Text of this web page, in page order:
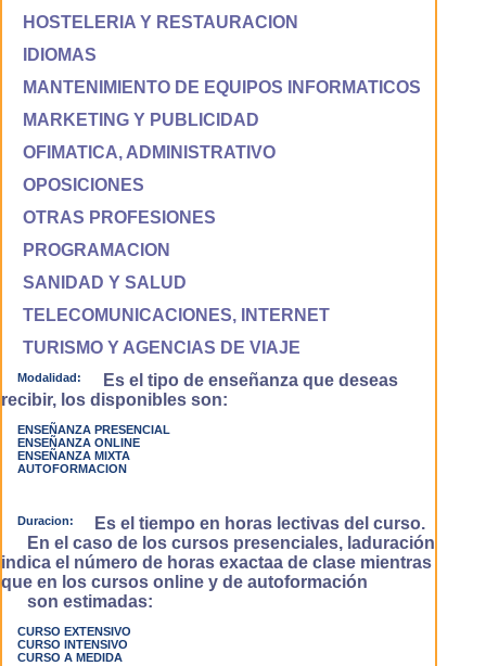
HOSTELERIA Y RESTAURACION
IDIOMAS
MANTENIMIENTO DE EQUIPOS INFORMATICOS
MARKETING Y PUBLICIDAD
OFIMATICA, ADMINISTRATIVO
OPOSICIONES
OTRAS PROFESIONES
PROGRAMACION
SANIDAD Y SALUD
TELECOMUNICACIONES, INTERNET
TURISMO Y AGENCIAS DE VIAJE
Modalidad:
Es el tipo de enseñanza que deseas
recibir, los disponibles son:
ENSEÑANZA PRESENCIAL
ENSEÑANZA ONLINE
ENSEÑANZA MIXTA
AUTOFORMACION
Duracion:
Es el tiempo en horas lectivas del curso.
En el caso de los cursos presenciales, laduración
indica el número de horas exactaa de clase mientras
que en los cursos online y de autoformación
son estimadas:
CURSO EXTENSIVO
CURSO INTENSIVO
CURSO A MEDIDA